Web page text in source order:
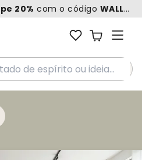
20% com o código WALL20
de espírito ou ideia...